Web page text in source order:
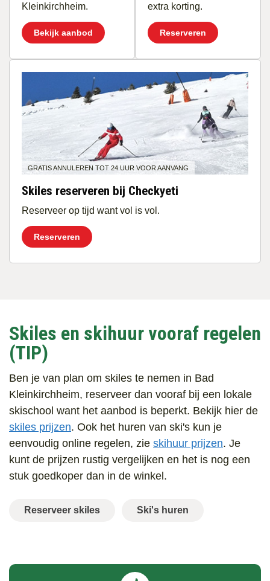
Kleinkirchheim.
Bekijk aanbod
extra korting.
Reserveren
GRATIS ANNULEREN TOT 24 UUR VOOR AANVANG
Skiles reserveren bij Checkyeti
Reserveer op tijd want vol is vol.
Reserveren
Skiles en skihuur vooraf regelen
(TIP)
Ben je van plan om skiles te nemen in Bad
Kleinkirchheim, reserveer dan vooraf bij een lokale
skischool want het aanbod is beperkt. Bekijk hier de
skiles prijzen. Ook het huren van ski's kun je
eenvoudig online regelen, zie skihuur prijzen. Je
kunt de prijzen rustig vergelijken en het is nog een
stuk goedkoper dan in de winkel.
Reserveer skiles Ski's huren